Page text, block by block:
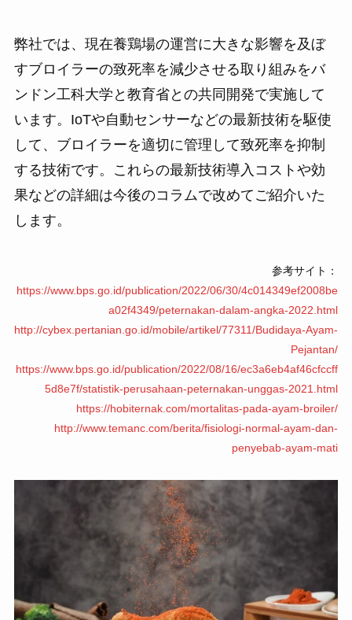
弊社では、現在養鶏場の運営に大きな影響を及ぼ
すブロイラーの致死率を減少させる取り組みをバ
ンドン工科大学と教育省との共同開発で実施して
います。IoTや自動センサーなどの最新技術を駆使
して、ブロイラーを適切に管理して致死率を抑制
する技術です。これらの最新技術導入コストや効
果などの詳細は今後のコラムで改めてご紹介いた
します。
参考サイト：
https://www.bps.go.id/publication/2022/06/30/4c014349ef2008be
a02f4349/peternakan-dalam-angka-2022.html
http://cybex.pertanian.go.id/mobile/artikel/77311/Budidaya-Ayam-
Pejantan/
https://www.bps.go.id/publication/2022/08/16/ec3a6eb4af46cfccff
5d8e7f/statistik-perusahaan-peternakan-unggas-2021.html
https://hobiternak.com/mortalitas-pada-ayam-broiler/
http://www.temanc.com/berita/fisiologi-normal-ayam-dan-
penyebab-ayam-mati